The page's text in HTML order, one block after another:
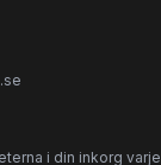
i din inkorg